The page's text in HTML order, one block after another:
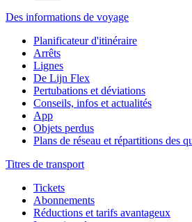
Des informations de voyage
Planificateur d'itinéraire
Arrêts
Lignes
De Lijn Flex
Pertubations et déviations
Conseils, infos et actualités
App
Objets perdus
Plans de réseau et répartitions des
Titres de transport
Tickets
Abonnements
Réductions et tarifs avantageux